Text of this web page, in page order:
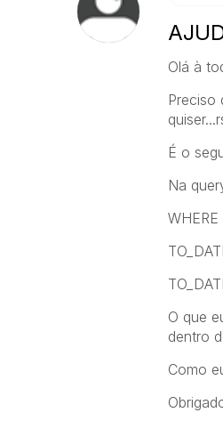
Olá à
Preciso
É o
Na
O que
dentro
Como